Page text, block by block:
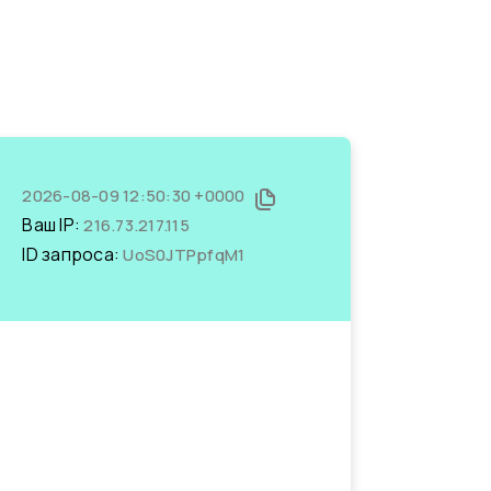
2026-08-09 12:50:30 +0000
Ваш IP:216.73.217.115
ID запроса:UoS0JTPpfqM1